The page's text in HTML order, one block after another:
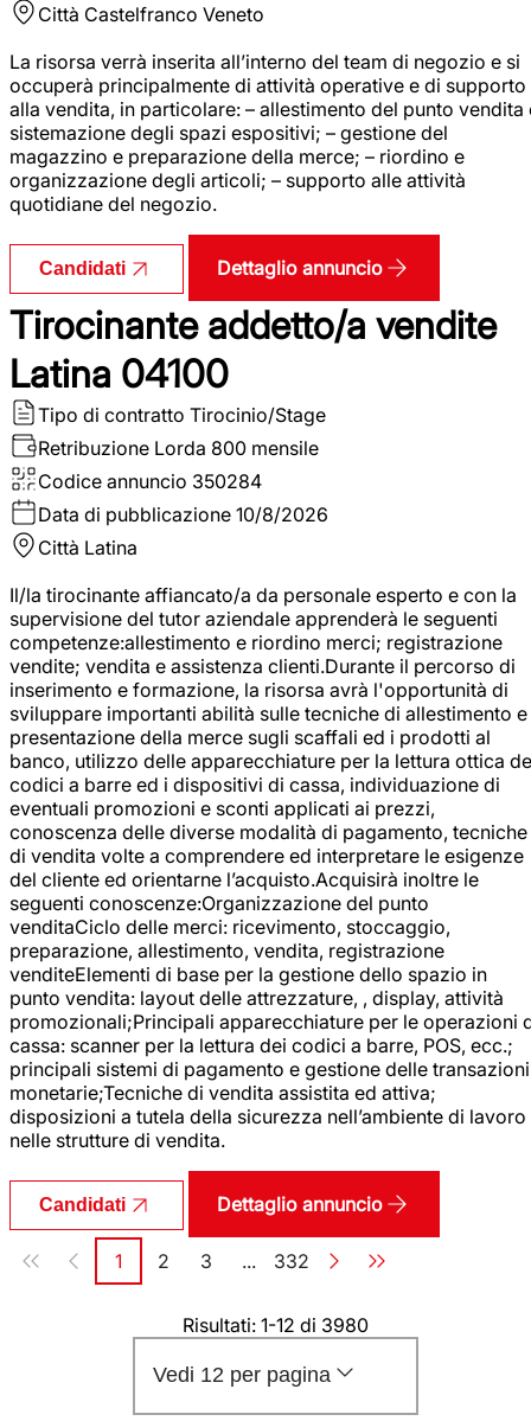
Città Castelfranco Veneto
La risorsa verrà inserita all’interno del team di negozio e si
occuperà principalmente di attività operative e di supporto
alla vendita, in particolare: – allestimento del punto vendita
sistemazione degli spazi espositivi; – gestione del
magazzino e preparazione della merce; – riordino e
organizzazione degli articoli; – supporto alle attività
quotidiane del negozio.
Candidati Dettaglio annuncio
Tirocinante addetto/a vendite
Latina 04100
Tipo di contratto Tirocinio/Stage
Retribuzione Lorda 800 mensile
Codice annuncio 350284
Data di pubblicazione 10/8/2026
Città Latina
Il/la tirocinante affiancato/a da personale esperto e con la
supervisione del tutor aziendale apprenderà le seguenti
competenze:allestimento e riordino merci; registrazione
vendite; vendita e assistenza clienti.Durante il percorso di
inserimento e formazione, la risorsa avrà l'opportunità di
sviluppare importanti abilità sulle tecniche di allestimento e
presentazione della merce sugli scaffali ed i prodotti al
banco, utilizzo delle apparecchiature per la lettura ottica
codici a barre ed i dispositivi di cassa, individuazione di
eventuali promozioni e sconti applicati ai prezzi,
conoscenza delle diverse modalità di pagamento, tecniche
di vendita volte a comprendere ed interpretare le esigenze
del cliente ed orientarne l’acquisto.Acquisirà inoltre le
seguenti conoscenze:Organizzazione del punto
venditaCiclo delle merci: ricevimento, stoccaggio,
preparazione, allestimento, vendita, registrazione
venditeElementi di base per la gestione dello spazio in
punto vendita: layout delle attrezzature, , display, attività
promozionali;Principali apparecchiature per le operazioni
cassa: scanner per la lettura dei codici a barre, POS, ecc.;
principali sistemi di pagamento e gestione delle transazioni
monetarie;Tecniche di vendita assistita ed attiva;
disposizioni a tutela della sicurezza nell’ambiente di lavoro
nelle strutture di vendita.
Candidati Dettaglio annuncio
Paginazione
Pagina
1 Pagina
2 Pagina
3 ... Pagina
332
Risultati: 1-12 di 3980
Vedi 12 per pagina